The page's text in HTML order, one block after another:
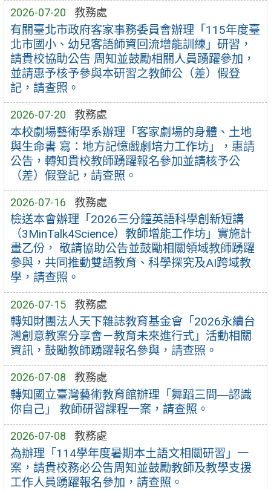
2026-07-20 教務處
有關臺北市政府客家事務委員會辦理「115年度臺
北市國小、幼兒客語師資回流增能訓練」研習，
請貴校協助公告 周知並鼓勵相關人員踴躍參加，
並請惠予核予參與本研習之教師公（差）假登
記，請查照。
2026-07-20 教務處
本校劇場藝術學系辦理「客家劇場的身體、土地
與生命書 寫：地方記憶戲劇培力工作坊」，惠請
公告，轉知貴校教師踴躍報名參加並請核予公
（差）假登記，請查照。
2026-07-16 教務處
檢送本會辦理「2026三分鐘英語科學創新短講
（3MinTalk4Science）教師增能工作坊」實施計
畫乙份， 敬請協助公告並鼓勵相關領域教師踴躍
參與，共同推動雙語教育、科學探究及AI跨域教
學，請查照。
2026-07-15 教務處
轉知財團法人天下雜誌教育基金會「2026永續台
灣創意教案分享會－教育未來進行式」活動相關
資訊，鼓勵教師踴躍報名參與，請查照。
2026-07-08 教務處
轉知國立臺灣藝術教育館辦理「舞蹈三問―認識
你自己」 教師研習課程一案，請查照。
2026-07-08 教務處
為辦理「114學年度暑期本土語文相關研習」一
案，請貴校務必公告周知並鼓勵教師及教學支援
工作人員踴躍報名參加，請查照。